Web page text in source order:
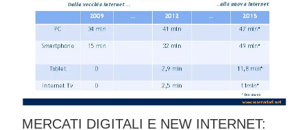
MERCATI DIGITALI E NEW INTERNET: